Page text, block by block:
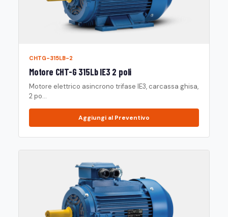
CHTG-315LB-2
Motore CHT-G 315Lb IE3 2 poli
Motore elettrico asincrono trifase IE3, carcassa ghisa,
2 po...
Aggiungi al Preventivo